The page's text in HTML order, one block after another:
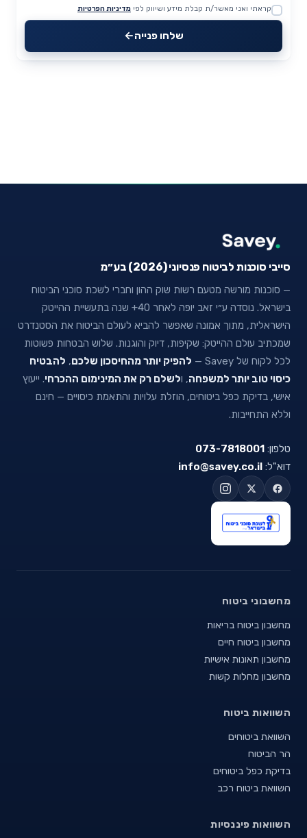
Website
קראתי ואני מאשר/ת קבלת מידע ושיווק לפי מדיניות הפרטיות
שלחו פנייה
סייבי סוכנות לביטוח פנסיוני (2026) בע״מ
— סוכנות מורשה מטעם רשות שוק ההון וחברי לשכת סוכני הביטוח
בישראל. נוסדה ע״י זאב יופה לאחר 40+ שנה בתעשיית ההייטק
הישראלית, מתוך אמונה שאפשר להביא לעולם הביטוח את הסטנדרט
שמכתיב עולם ההייטק: שקיפות, דיוק והוגנות. שלוש הבטחות פשוטות
לכל לקוח של Savey —
להפיק יותר מהחיסכון שלכם, להבטיח
כיסוי טוב יותר למשפחה, ולשלם רק את המינימום ההכרחי. ייעוץ
אישי, בדיקת כפל ביטוחים, הוזלת עלויות והתאמת כיסויים — חינם
וללא התחייבות.
טלפון: 073-7818001
דוא"ל: info@savey.co.il
מחשבוני ביטוח
מחשבון ביטוח בריאות
מחשבון ביטוח חיים
מחשבון תאונות אישיות
מחשבון מחלות קשות
השוואות ביטוח
השוואת ביטוחים
הר הביטוח
בדיקת כפל ביטוחים
השוואת ביטוח רכב
השוואות פיננסיות